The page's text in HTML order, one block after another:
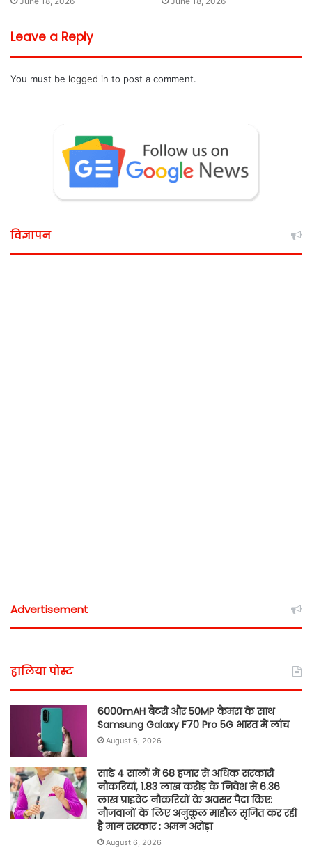
Leave a Reply
You must be logged in to post a comment.
विज्ञापन
Advertisement
हालिया पोस्ट
6000mAH बैटरी और 50MP कैमरा के साथ
Samsung Galaxy F70 Pro 5G भारत में लांच
August 6, 2026
साढ़े 4 सालों में 68 हजार से अधिक सरकारी
नौकरियां, 1.83 लाख करोड़ के निवेश से 6.36
लाख प्राइवेट नौकरियों के अवसर पैदा किए:
नौजवानों के लिए अनुकूल माहौल सृजित कर रही
है मान सरकार : अमन अरोड़ा
August 6, 2026